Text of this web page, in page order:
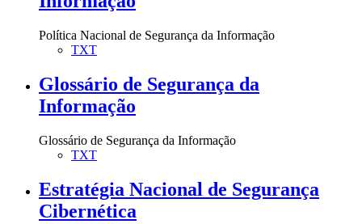
Política Nacional de Segurança da Informação
TXT
Glossário de Segurança da
Informação
Glossário de Segurança da Informação
TXT
Estratégia Nacional de Segurança
Cibernética